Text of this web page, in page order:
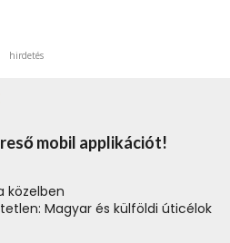
hirdetés
mobil applikációt!
közelben
Magyar és külföldi úticélok